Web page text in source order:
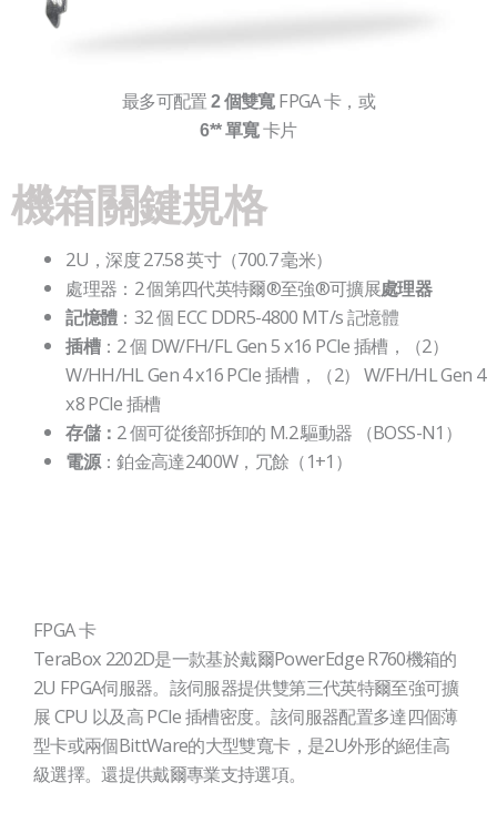
最多可配置 2 個雙寬FPGA 卡，或
6** 單寬卡片
機箱關鍵規格
2U，深度 27.58 英寸（700.7 毫米）
處理器：2 個第四代英特爾®至強®可擴展處理器
記憶體：32 個 ECC DDR5-4800 MT/s 記憶體
插槽：2 個 DW/FH/FL Gen 5 x16 PCIe 插槽，（2）
W/HH/HL Gen 4 x16 PCIe 插槽，（2） W/FH/HL Gen 4
x8 PCIe 插槽
存儲： 2 個可從後部拆卸的 M.2 驅動器 （BOSS-N1）
電源：鉑金高達2400W，冗餘（1+1）
FPGA 卡
TeraBox 2202D是一款基於戴爾PowerEdge R760機箱的
2U FPGA伺服器。該伺服器提供雙第三代英特爾至強可擴
展 CPU 以及高 PCIe 插槽密度。該伺服器配置多達四個薄
型卡或兩個BittWare的大型雙寬卡，是2U外形的絕佳高
級選擇。還提供戴爾專業支持選項。